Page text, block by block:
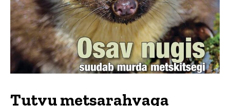
Tutvu metsarahvaga